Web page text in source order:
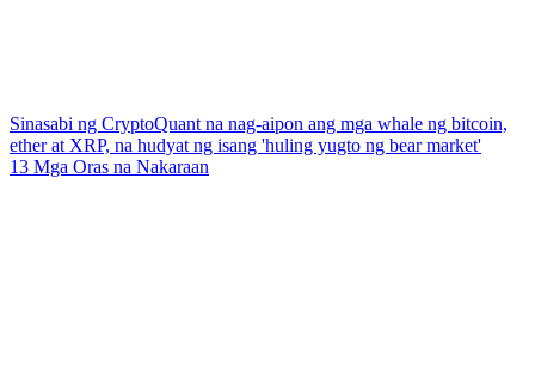
Sinasabi ng CryptoQuant na nag-aipon ang mga whale ng bitcoin,
ether at XRP, na hudyat ng isang 'huling yugto ng bear market'
13 Mga Oras na Nakaraan